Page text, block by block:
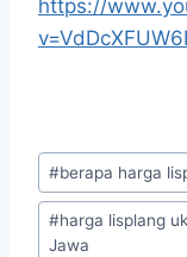
https://
#berapa harga
#harga lisplang
Jawa